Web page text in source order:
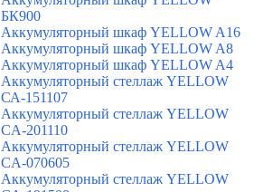
БК900
Аккумуляторный шкаф YELLOW A16
Аккумуляторный шкаф YELLOW A8
Аккумуляторный шкаф YELLOW A4
Аккумуляторный стеллаж YELLOW
СА-151107
Аккумуляторный стеллаж YELLOW
CA-201110
Аккумуляторный стеллаж YELLOW
CA-070605
Аккумуляторный стеллаж YELLOW